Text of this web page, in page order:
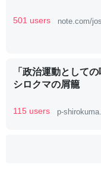
ウチもEchoを実家に
中。あと、Google
─たまにLINEするくらい
501 users note.com/
「政治運動として
シロクマの屑籠
115 users p-